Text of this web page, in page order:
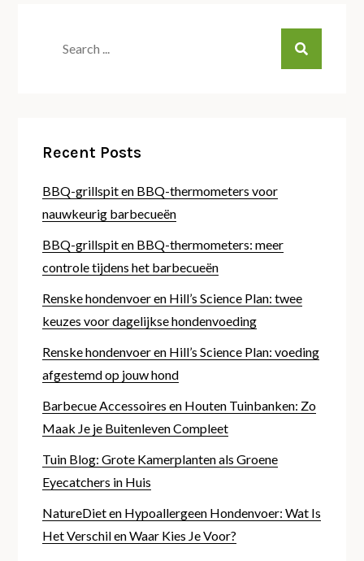
Recent Posts
BBQ-grillspit en BBQ-thermometers voor
nauwkeurig barbecueën
BBQ-grillspit en BBQ-thermometers: meer
controle tijdens het barbecueën
Renske hondenvoer en Hill’s Science Plan: twee
keuzes voor dagelijkse hondenvoeding
Renske hondenvoer en Hill’s Science Plan: voeding
afgestemd op jouw hond
Barbecue Accessoires en Houten Tuinbanken: Zo
Maak Je je Buitenleven Compleet
Tuin Blog: Grote Kamerplanten als Groene
Eyecatchers in Huis
NatureDiet en Hypoallergeen Hondenvoer: Wat Is
Het Verschil en Waar Kies Je Voor?